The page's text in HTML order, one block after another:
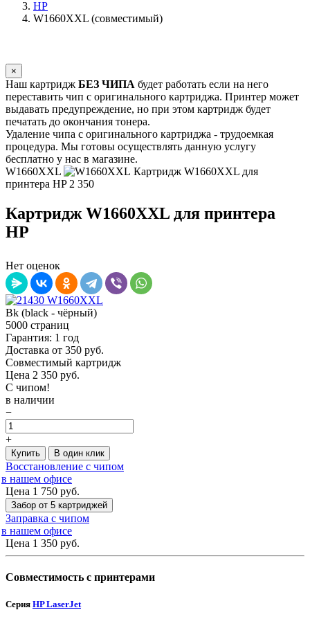
HP
W1660XXL (совместимый)
×
Наш картридж БЕЗ ЧИПА будет работать если на него
переставить чип с оригинального картриджа. Принтер может
выдавать предупреждение, но при этом картридж будет
печатать до окончания тонера.
Удаление чипа с оригинального картриджа - трудоемкая
процедура. Мы готовы осуществлять данную услугу
бесплатно у нас в магазине.
W1660XXL
Картридж W1660XXL для
принтера HP 2 350
Картридж W1660XXL для принтера
HP
Нет оценок
Bk (black - чёрный)
5000 страниц
Гарантия: 1 год
Доставка от 350 руб.
Совместимый картридж
Цена 2 350 руб.
С чипом!
в наличии
−
+
Купить В один клик
Восстановление с чипом
в нашем офисе
Цена 1 750 руб.
Забор от 5 картриджей
Заправка с чипом
в нашем офисе
Цена 1 350 руб.
Совместимость с принтерами
Серия HP LaserJet